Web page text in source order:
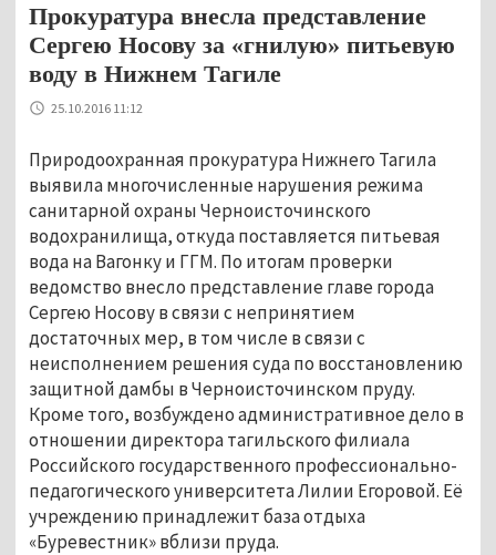
Прокуратура внесла представление
Сергею Носову за «гнилую» питьевую
воду в Нижнем Тагиле
25.10.2016 11:12
Природоохранная прокуратура Нижнего Тагила
выявила многочисленные нарушения режима
санитарной охраны Черноисточинского
водохранилища, откуда поставляется питьевая
вода на Вагонку и ГГМ. По итогам проверки
ведомство внесло представление главе города
Сергею Носову в связи с непринятием
достаточных мер, в том числе в связи с
неисполнением решения суда по восстановлению
защитной дамбы в Черноисточинском пруду.
Кроме того, возбуждено административное дело в
отношении директора тагильского филиала
Российского государственного профессионально-
педагогического университета Лилии Егоровой. Её
учреждению принадлежит база отдыха
«Буревестник» вблизи пруда.